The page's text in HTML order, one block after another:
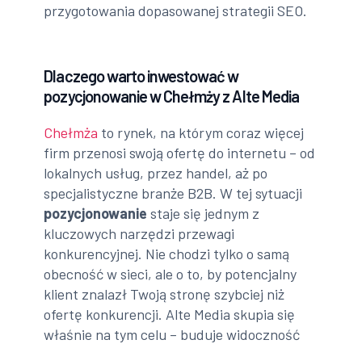
przygotowania dopasowanej strategii SEO.
Dlaczego warto inwestować w
pozycjonowanie w Chełmży z Alte Media
Chełmża to rynek, na którym coraz więcej
firm przenosi swoją ofertę do internetu – od
lokalnych usług, przez handel, aż po
specjalistyczne branże B2B. W tej sytuacji
pozycjonowanie staje się jednym z
kluczowych narzędzi przewagi
konkurencyjnej. Nie chodzi tylko o samą
obecność w sieci, ale o to, by potencjalny
klient znalazł Twoją stronę szybciej niż
ofertę konkurencji. Alte Media skupia się
właśnie na tym celu – buduje widoczność